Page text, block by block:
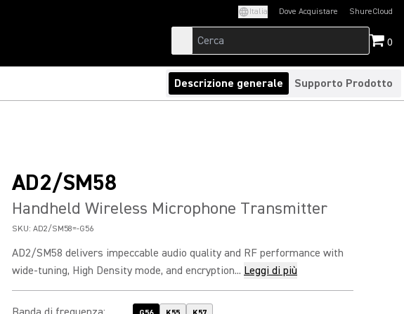
Italia Dove Acquistare ShureCloud
(Opens in a new
0
Descrizione generale Supporto Prodotto
AD2/SM58
Handheld Wireless Microphone Transmitter
SKU: AD2/SM58=-G56
AD2/SM58 delivers impeccable audio quality and RF performance with
wide-tuning, High Density mode, and encryption... Leggi di più